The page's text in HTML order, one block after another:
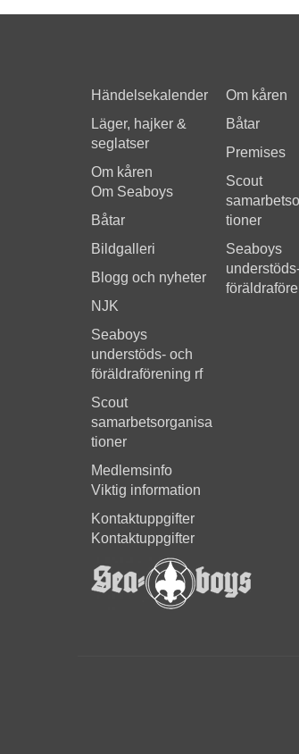
Händelsekalender
Läger, hajker &
seglatser
Om kåren
Om Seaboys
Båtar
Bildgalleri
Blogg och nyheter
NJK
Seaboys
understöds- och
föräldraförening rf
Scout
samarbetsorganisa
tioner
Medlemsinfo
Viktig information
Kontaktuppgifter
Kontaktuppgifter
Om kåren
Båtar
Premises
Scout
tioner
Seaboys